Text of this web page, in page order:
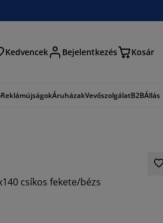
Kedvencek Bejelentkezés Kosár
ReklámújságokÁruházakVevőszolgálatB2BÁllás
csíkos fekete/bézs